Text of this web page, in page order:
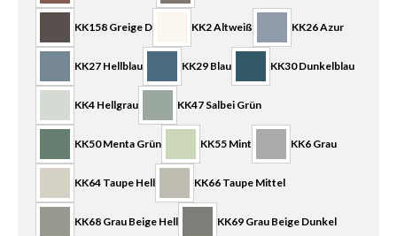
KK158 Greige D KK2 Altweiß KK26 Azur
KK27 Hellblau KK29 Blau KK30 Dunkelblau
KK4 Hellgrau KK47 Salbei Grün
KK50 Menta Grün KK55 Mint KK6 Grau
KK64 Taupe Hell KK66 Taupe Mittel
KK68 Grau Beige Hell KK69 Grau Beige Dunkel